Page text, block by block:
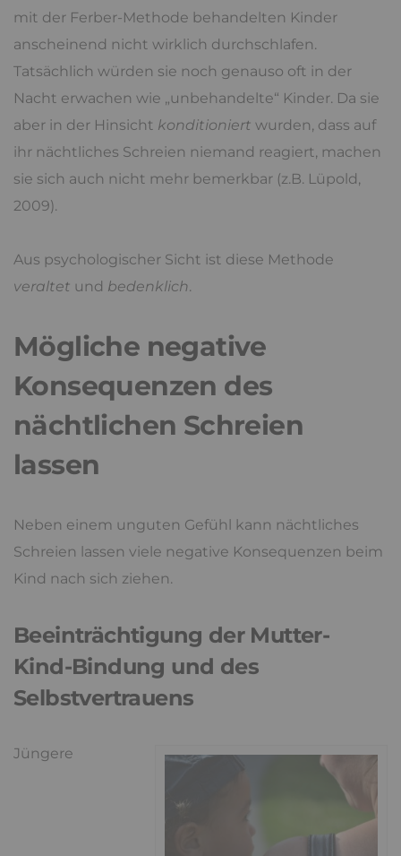
mit der Ferber-Methode behandelten Kinder
anscheinend nicht wirklich durchschlafen.
Tatsächlich würden sie noch genauso oft in der
Nacht erwachen wie „unbehandelte“ Kinder. Da sie
aber in der Hinsicht konditioniert wurden, dass auf
ihr nächtliches Schreien niemand reagiert, machen
sie sich auch nicht mehr bemerkbar (z.B. Lüpold,
2009).
Aus psychologischer Sicht ist diese Methode
veraltet und bedenklich.
Mögliche negative
Konsequenzen des
nächtlichen Schreien
lassen
Neben einem unguten Gefühl kann nächtliches
Schreien lassen viele negative Konsequenzen beim
Kind nach sich ziehen.
Beeinträchtigung der Mutter-
Kind-Bindung und des
Selbstvertrauens
Jüngere